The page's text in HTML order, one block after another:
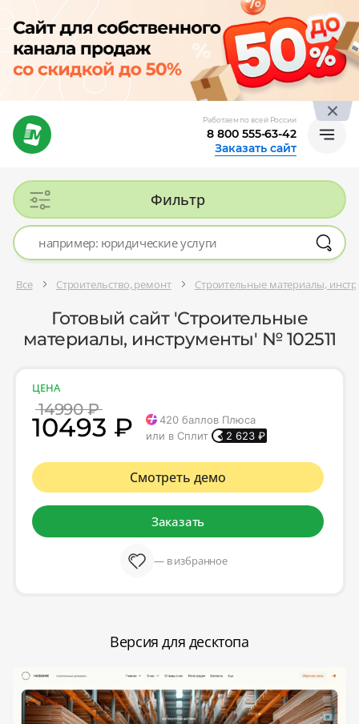
Работаем по всей России
8 800 555-63-42
Заказать сайт
Фильтр
Все Строительство, ремонт Строительные материалы,
Готовый сайт 'Строительные
материалы, инструменты' № 102511
ЦЕНА
14990 ₽
10493 ₽ 420 баллов Плюса
или в Сплит
2 623 ₽
Смотреть демо
Заказать
— в избранное
Версия для десктопа